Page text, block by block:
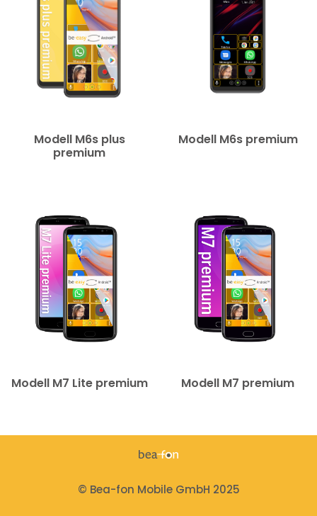
Modell M6s plus
premium
Modell M6s premium
Modell M7 Lite premium Modell M7 premium
© Bea-fon Mobile GmbH 2025